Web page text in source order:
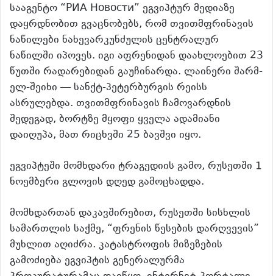
სააგენტო “РИА Новости” ეგვიპტურ მედიაზე
დაყრდნობით გვაცნობებს, რომ თვითმფრინავის
ნაწილები ნახევარკუნძულის ცენტრალურ
ნაწილში იპოვეს. იგი აფრენიდან დაახლოებით 23
წუთში რადარებიდან გაუჩინარდა. ლაინერი შარმ-
ელ-შეიხი — სანქტ-პეტერბურგის რეისს
ასრულებდა. თვითმფრინავის ჩამოვარდნის
შედეგად, ბორტზე მყოფი ყველა ადამიანი
დაიღუპა, მათ რიცხვში 25 ბავშვი იყო.
ეგვიპტეში მომხდარი ტრაგედიის გამო, რუსეთში 1
ნოემბერი გლოვის დღედ გამოცხადდა.
მომხდართან დაკავშირებით, რუსეთში სისხლის
სამართლის საქმე, “ფრენის წესების დარღვევის”
მუხლით აღიძრა. კატასტროფის მიზეზების
გამოძიება ეგვიპტის გენერალურმა